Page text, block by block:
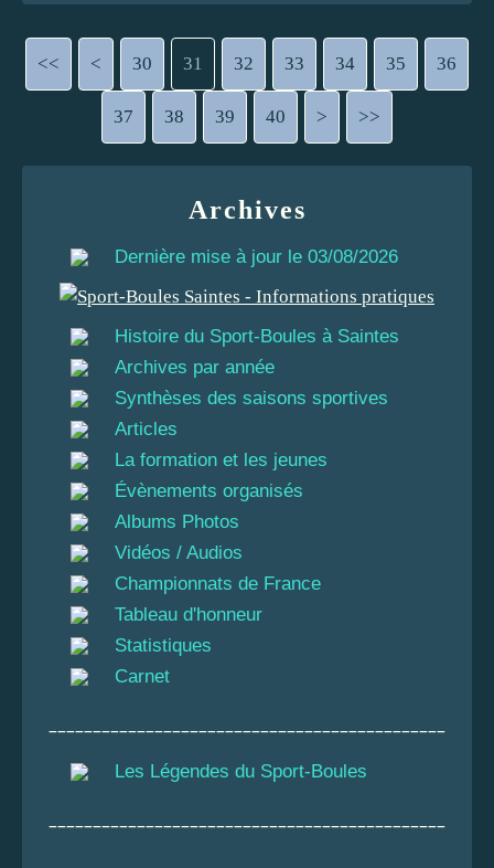
<< < 10
20
30 31 32 33 34 35 36
37 38 39 40 50
60
70
80
90
100
200
> >>
Archives
Dernière mise à jour le 03/08/2026
Histoire du Sport-Boules à Saintes
Archives par année
Synthèses des saisons sportives
Articles
La formation et les jeunes
Évènements organisés
Albums Photos
Vidéos / Audios
Championnats de France
Tableau d'honneur
Statistiques
Carnet
Les Légendes du Sport-Boules